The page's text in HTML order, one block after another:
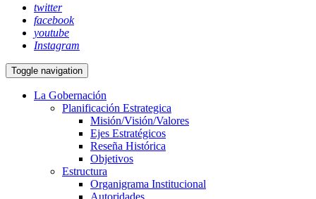
twitter
facebook
youtube
Instagram
Toggle navigation
La Gobernación
Planificación Estrategica
Misión/Visión/Valores
Ejes Estratégicos
Reseña Histórica
Objetivos
Estructura
Organigrama Institucional
Autoridades